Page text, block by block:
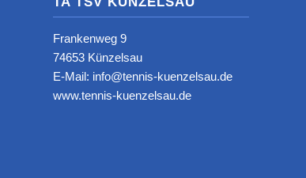
Frankenweg 9
74653 Künzelsau
E-Mail: info@tennis-kuenzelsau.de
www.tennis-kuenzelsau.de